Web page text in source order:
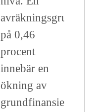
avräkningsgrund
på 0,46
procent
innebär en
ökning av